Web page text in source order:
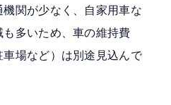
関が少なく、自家用車な
多いため、車の維持費
車場など）は別途見込んで